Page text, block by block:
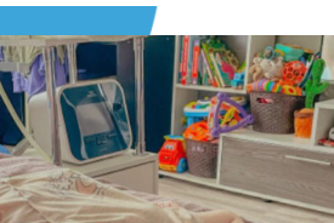
2023 o 06:58
Jeden mniej drugi więcej, ale każdy.
mając taką gwiazdę u boku i dzieci to
Kij ma dwa końce. Ona sławna to
w g&...rozwiń komentarz